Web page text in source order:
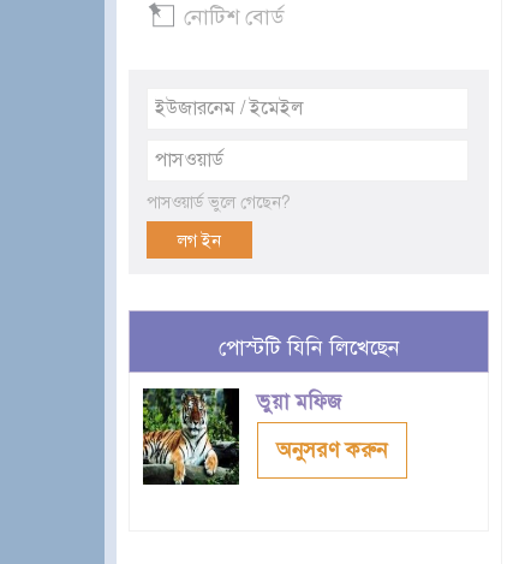
নোটিশ বোর্ড
পাসওয়ার্ড ভুলে গেছেন?
পোস্টটি যিনি লিখেছেন
ভুয়া মফিজ
অনুসরণ করুন